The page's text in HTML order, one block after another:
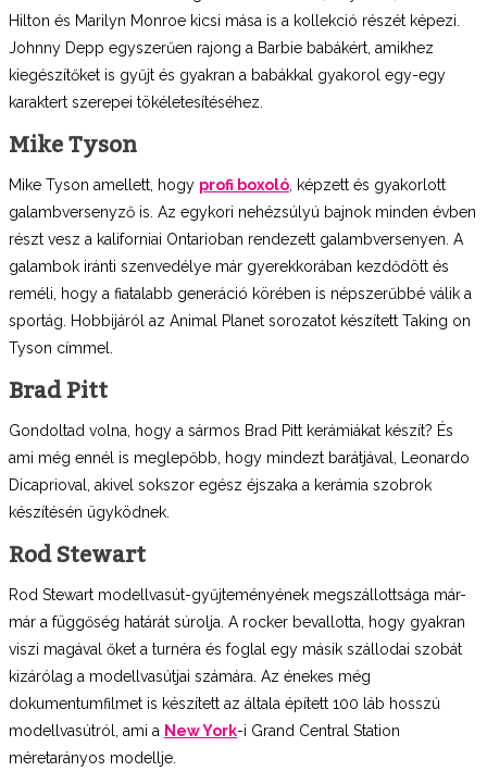
Hilton és Marilyn Monroe kicsi mása is a kollekció részét képezi.
Johnny Depp egyszerűen rajong a Barbie babákért, amikhez
kiegészítőket is gyűjt és gyakran a babákkal gyakorol egy-egy
karaktert szerepei tökéletesítéséhez.
Mike Tyson
Mike Tyson amellett, hogy profi boxoló , képzett és gyakorlott
galambversenyző is. Az egykori nehézsúlyú bajnok minden évben
részt vesz a kaliforniai Ontarioban rendezett galambversenyen. A
galambok iránti szenvedélye már gyerekkorában kezdődött és
reméli, hogy a fiatalabb generáció körében is népszerűbbé válik a
sportág. Hobbijáról az Animal Planet sorozatot készített Taking on
Tyson címmel.
Brad Pitt
Gondoltad volna, hogy a sármos Brad Pitt kerámiákat készít? És
ami még ennél is meglepőbb, hogy mindezt barátjával, Leonardo
Dicaprioval, akivel sokszor egész éjszaka a kerámia szobrok
készítésén ügyködnek.
Rod Stewart
Rod Stewart modellvasút-gyűjteményének megszállottsága már-
már a függőség határát súrolja. A rocker bevallotta, hogy gyakran
viszi magával őket a turnéra és foglal egy másik szállodai szobát
kizárólag a modellvasútjai számára. Az énekes még
dokumentumfilmet is készített az általa épített 100 láb hosszú
modellvasútról, ami a New York-i Grand Central Station
méretarányos modellje.